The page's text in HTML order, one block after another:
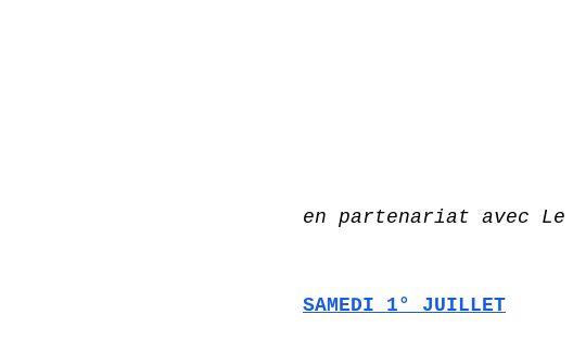
en partenariat avec Le
SAMEDI 1° JUILLET